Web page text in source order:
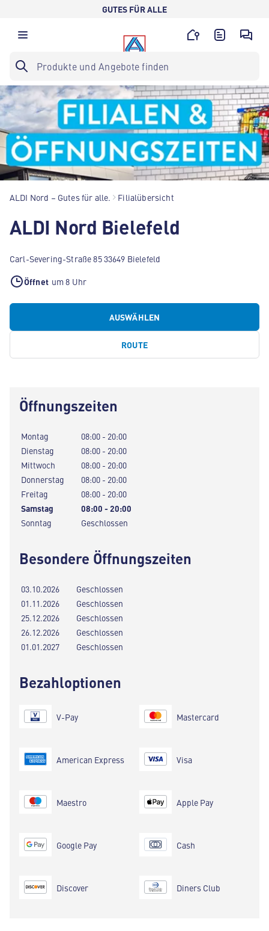
GUTES FÜR ALLE
ALDI Nord – Gutes für alle. Filialübersicht
ALDI Nord Bielefeld
Carl-Severing-Straße 85 33649 Bielefeld
Öffnet um 8 Uhr
AUSWÄHLEN
ROUTE
Öffnungszeiten
Montag
08:00 - 20:00
Dienstag
08:00 - 20:00
Mittwoch
08:00 - 20:00
Donnerstag
08:00 - 20:00
Freitag
08:00 - 20:00
Samstag
08:00 - 20:00
Sonntag
Geschlossen
Besondere Öffnungszeiten
03.10.2026
Geschlossen
01.11.2026
Geschlossen
25.12.2026
Geschlossen
26.12.2026
Geschlossen
01.01.2027
Geschlossen
Bezahloptionen
V-Pay
American Express
Maestro
Google Pay
Discover
Mastercard
Visa
Apple Pay
Cash
Diners Club